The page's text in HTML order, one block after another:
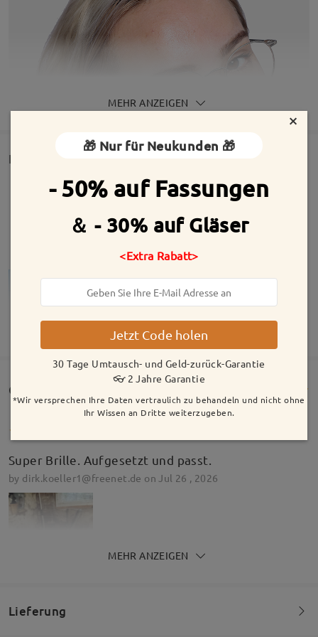
Model Information
MEHR ANZEIGEN
Detail
MEHR ANZEIGEN
Customer Reviews(1202)
Super Brille. Aufgesetzt und passt.
by dirk.koeller1@freenet.de on Jul 26 , 2026
MEHR ANZEIGEN
Lieferung
×
🎁 Nur für Neukunden 🎁
- 50% auf Fassungen
＆ - 30% auf Gläser
<Extra Rabatt>
Jetzt Code holen
30 Tage Umtausch- und Geld-zurück-Garantie
👓 2 Jahre Garantie
*Wir versprechen Ihre Daten vertraulich zu behandeln und nicht ohne
Ihr Wissen an Dritte weiterzugeben.